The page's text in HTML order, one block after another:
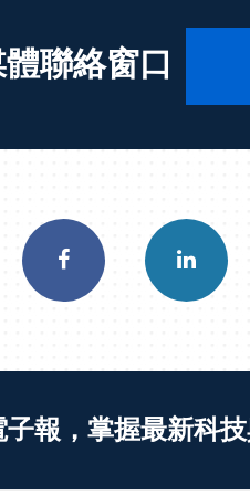
聯絡窗口
子報，掌握最新科